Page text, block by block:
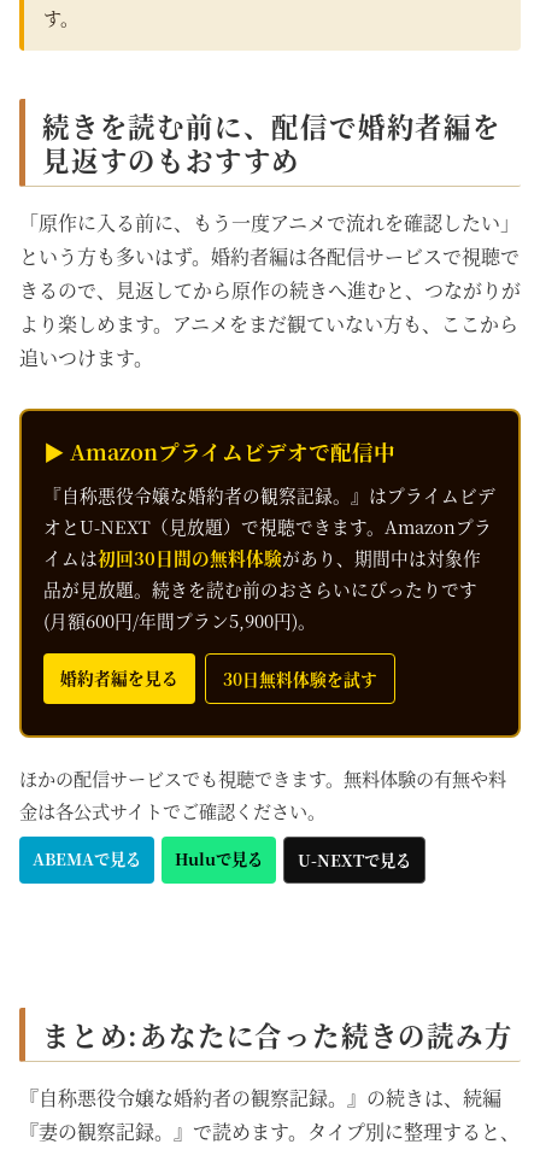
す。
続きを読む前に、配信で婚約者編を
見返すのもおすすめ
「原作に入る前に、もう一度アニメで流れを確認したい」
という方も多いはず。婚約者編は各配信サービスで視聴で
きるので、見返してから原作の続きへ進むと、つながりが
より楽しめます。アニメをまだ観ていない方も、ここから
追いつけます。
▶ Amazonプライムビデオで配信中
『自称悪役令嬢な婚約者の観察記録。』はプライムビデ
オとU-NEXT（見放題）で視聴できます。Amazonプラ
イムは初回30日間の無料体験があり、期間中は対象作
品が見放題。続きを読む前のおさらいにぴったりです
(月額600円/年間プラン5,900円)。
婚約者編を見る 30日無料体験を試す
ほかの配信サービスでも視聴できます。無料体験の有無や料
金は各公式サイトでご確認ください。
ABEMAで見る Huluで見る U-NEXTで見る
まとめ:あなたに合った続きの読み方
『自称悪役令嬢な婚約者の観察記録。』の続きは、続編
『妻の観察記録。』で読めます。タイプ別に整理すると、